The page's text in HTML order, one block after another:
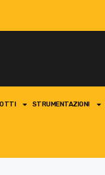
STRUMENTAZIONI